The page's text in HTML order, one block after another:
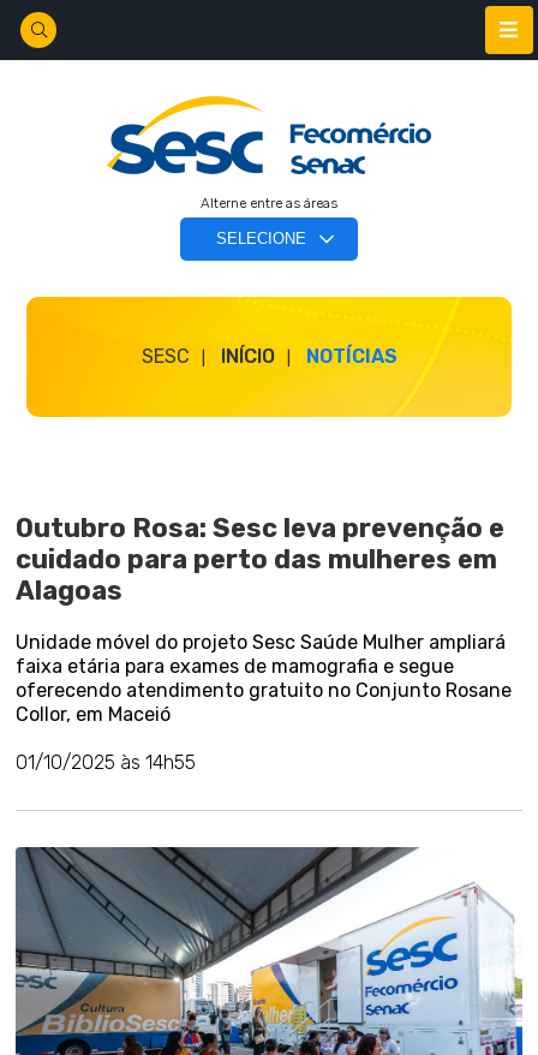
Alterne entre as áreas
SESC INÍCIO NOTÍCIAS
Outubro Rosa: Sesc leva prevenção e
cuidado para perto das mulheres em
Alagoas
Unidade móvel do projeto Sesc Saúde Mulher ampliará
faixa etária para exames de mamografia e segue
oferecendo atendimento gratuito no Conjunto Rosane
Collor, em Maceió
01/10/2025 às 14h55